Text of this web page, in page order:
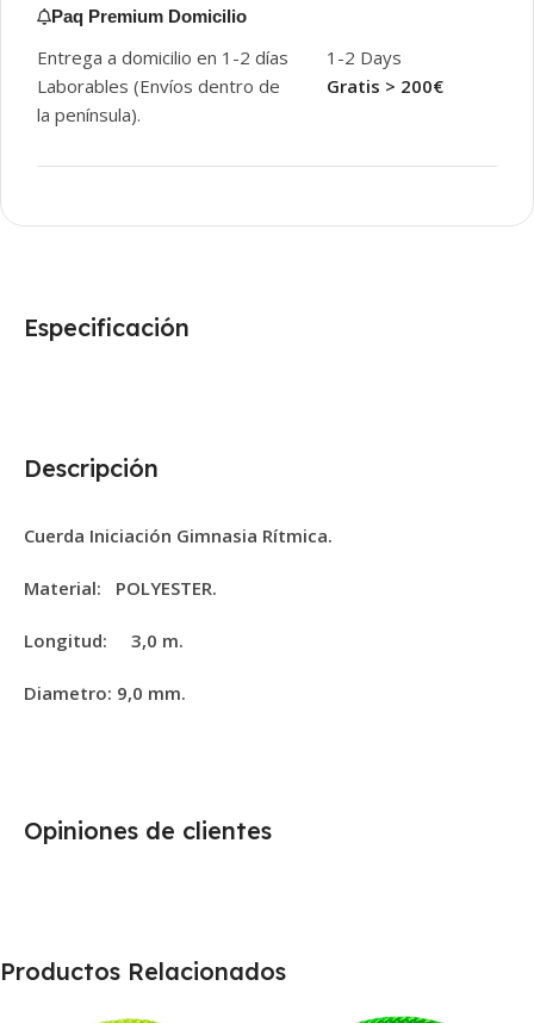
Paq Premium Domicilio
Entrega a domicilio en 1-2 días
Laborables (Envíos dentro de
la península).
1-2 Days
Gratis > 200€
Descripción
Cuerda Iniciación Gimnasia Rítmica.
Material: POLYESTER.
Longitud: 3,0 m.
Diametro: 9,0 mm.
Especificación
Opiniones de clientes
Productos Relacionados